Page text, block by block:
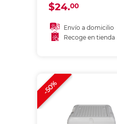
$24.00
Envío a domicilio
Recoge en tienda
-50%